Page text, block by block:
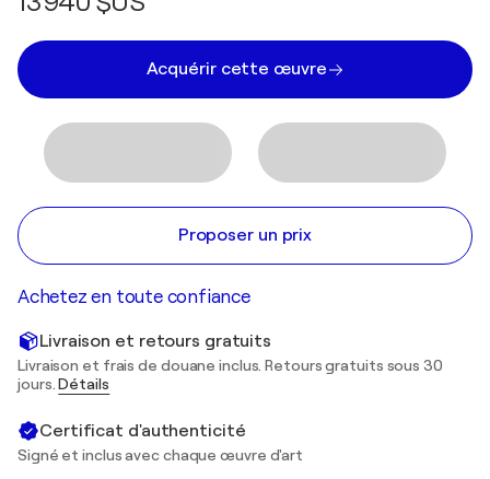
Acquérir cette œuvre
Proposer un prix
Achetez en toute confiance
Livraison et retours gratuits
Livraison et frais de douane inclus. Retours gratuits sous 30
jours.Détails
Certificat d'authenticité
Signé et inclus avec chaque œuvre d'art